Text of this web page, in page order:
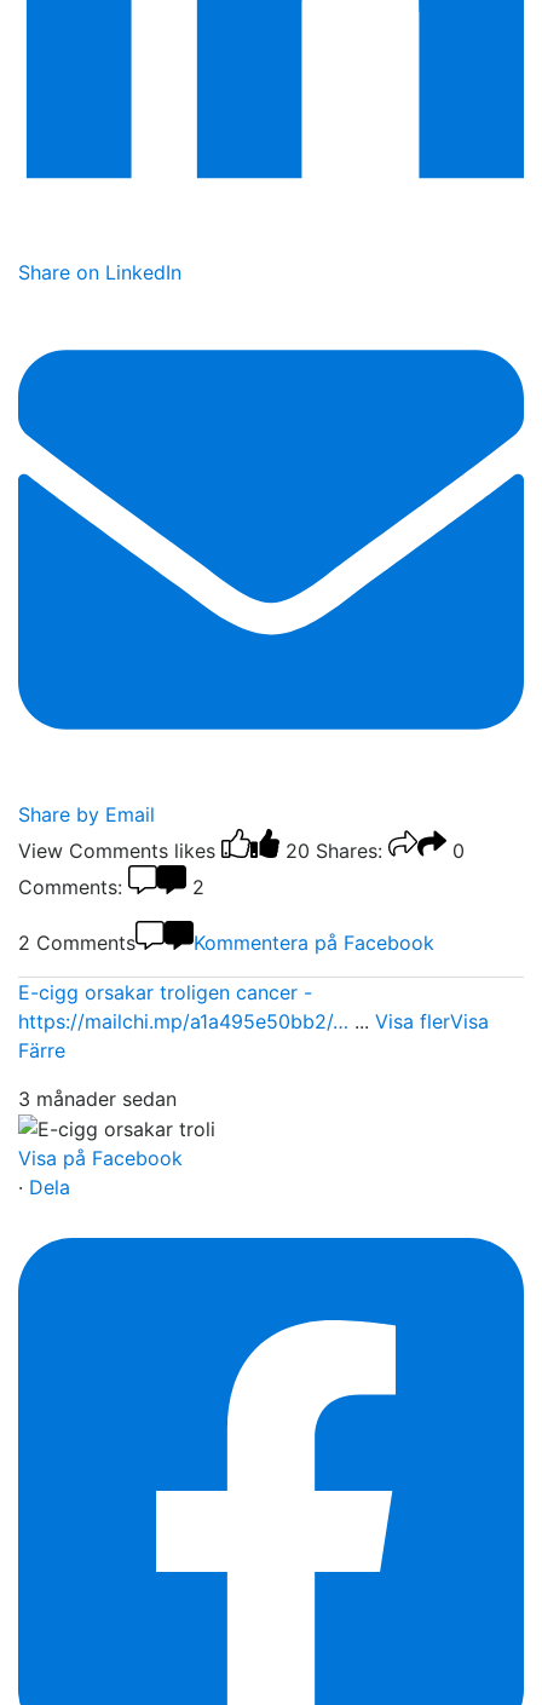
Share on LinkedIn
Share by Email
View Comments likes 20 Shares:
0
Comments:
2
2 Comments Kommentera på Facebook
E-cigg orsakar troligen cancer -
https://mailchi.mp/a1a495e50bb2/… ... Visa flerVisa
Färre
3 månader sedan
Visa på Facebook
· Dela